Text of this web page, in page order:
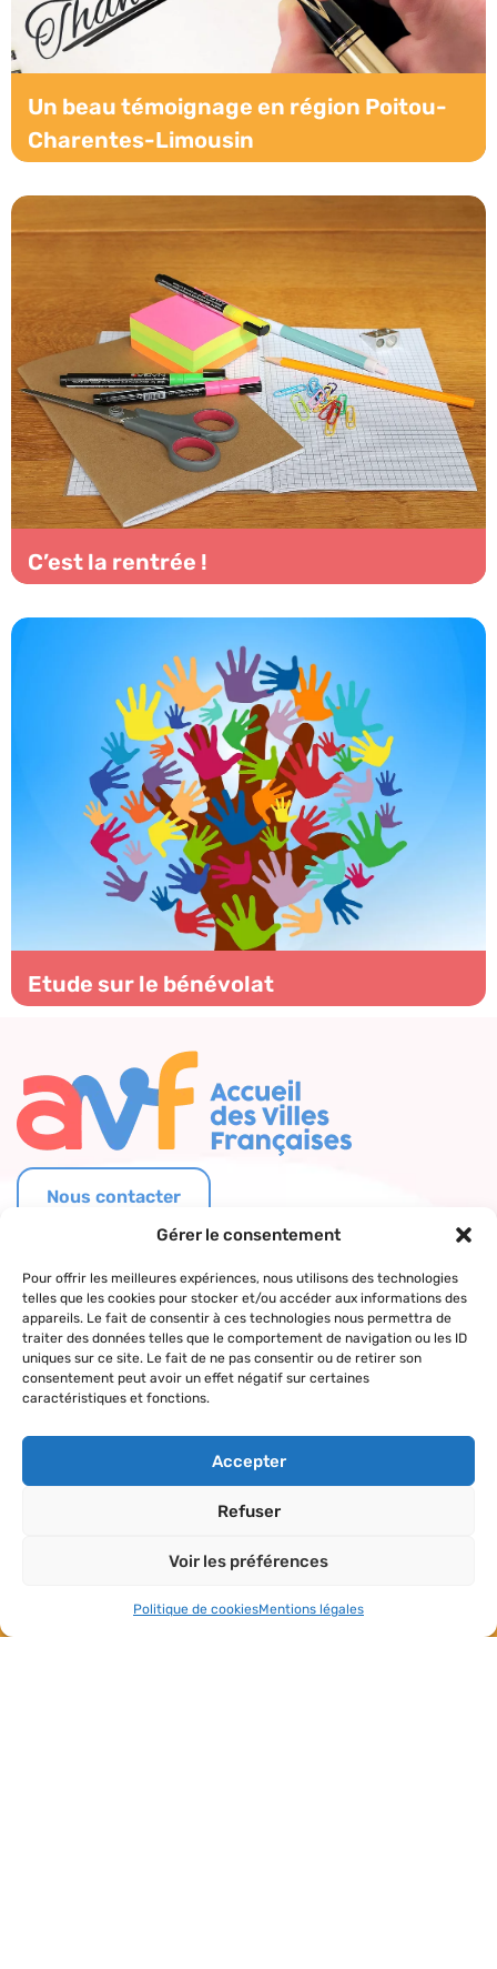
Gérer le consentement
Pour offrir les meilleures expériences, nous utilisons des technologies
telles que les cookies pour stocker et/ou accéder aux informations des
appareils. Le fait de consentir à ces technologies nous permettra de
traiter des données telles que le comportement de navigation ou les ID
uniques sur ce site. Le fait de ne pas consentir ou de retirer son
consentement peut avoir un effet négatif sur certaines
caractéristiques et fonctions.
Accepter
Refuser
Voir les préférences
Politique de cookiesMentions légales
Un beau témoignage en région Poitou-
Charentes-Limousin
C’est la rentrée !
Etude sur le bénévolat
Nous contacter
Nos valeurs
La charte AVF
Nos
partenaires
Nos actions
nouveaux
arrivants
Rencontres
amicales
Activités et
Le réseau
Répertoire
des AVF
Découvrir
l’actualité du
Suivez-nous
Copyright© 2024 – tous droits réservés.
–